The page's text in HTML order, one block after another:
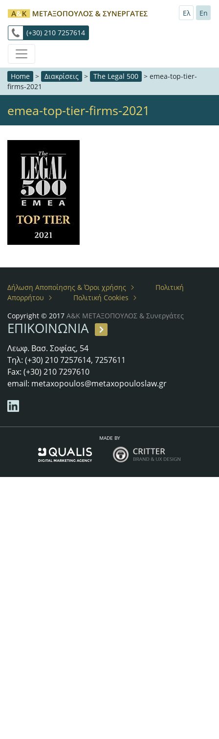
(+30) 210 7257614
Ελ En
Home > Διακρίσεις > The Legal 500 > emea-top-tier-
firms-2021
emea-top-tier-firms-2021
Δήλωση Αποποίησης & Όροι χρήσης
Πολιτική
Απορρήτου
Πολιτική Cookies
Copyright © 2017 Α&Κ ΜΕΤΑΞΟΠΟΥΛΟΣ & Συνεργάτες
ΕΠΙΚΟΙΝΩΝΙΑ
Λεωφ. Βασ. Σοφίας, 54
Τηλ: (+30) 210 7257614, 7257611
Fax: (+30) 210 7297610
email: metaxopoulos@metaxopouloslaw.gr
MADE BY